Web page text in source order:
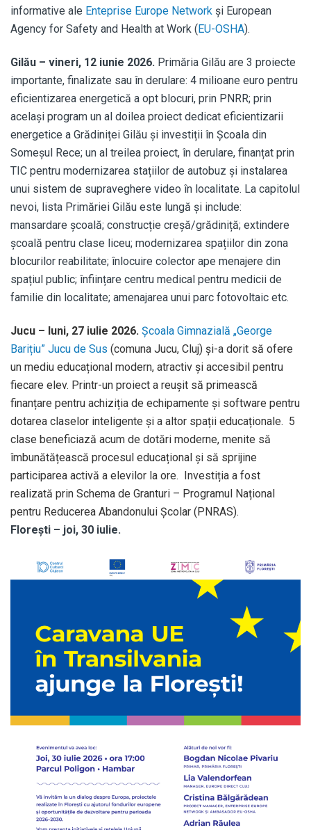
informative ale Enteprise Europe Network și European
Agency for Safety and Health at Work (EU-OSHA).
Gilău – vineri, 12 iunie 2026. Primăria Gilău are 3 proiecte
importante, finalizate sau în derulare: 4 milioane euro pentru
eficientizarea energetică a opt blocuri, prin PNRR; prin
același program un al doilea proiect dedicat eficientizarii
energetice a Grădiniței Gilău și investiții în Școala din
Someșul Rece; un al treilea proiect, în derulare, finanțat prin
TIC pentru modernizarea stațiilor de autobuz și instalarea
unui sistem de supraveghere video în localitate. La capitolul
nevoi, lista Primăriei Gilău este lungă și include:
mansardare școală; construcție creșă/grădiniță; extindere
școală pentru clase liceu; modernizarea spațiilor din zona
blocurilor reabilitate; înlocuire colector ape menajere din
spațiul public; înființare centru medical pentru medicii de
familie din localitate; amenajarea unui parc fotovoltaic etc.
Jucu – luni, 27 iulie 2026. Școala Gimnazială „George
Barițiu” Jucu de Sus (comuna Jucu, Cluj) și-a dorit să ofere
un mediu educațional modern, atractiv și accesibil pentru
fiecare elev. Printr-un proiect a reușit să primească
finanțare pentru achiziția de echipamente și software pentru
dotarea claselor inteligente și a altor spații educaționale. 5
clase beneficiază acum de dotări moderne, menite să
îmbunătățească procesul educațional și să sprijine
participarea activă a elevilor la ore. Investiția a fost
realizată prin Schema de Granturi – Programul Național
pentru Reducerea Abandonului Școlar (PNRAS).
Florești – joi, 30 iulie.